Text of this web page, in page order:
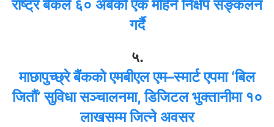
राष्ट्र बैंकले ६० अर्बको एक महिने निक्षेप सङ्कलन
गर्दै
५.
माछापुच्छ्रे बैंकको एमबीएल एम–स्मार्ट एपमा ‘बिल
जितौं’ सुविधा सञ्चालनमा, डिजिटल भुक्तानीमा १०
लाखसम्म जित्ने अवसर